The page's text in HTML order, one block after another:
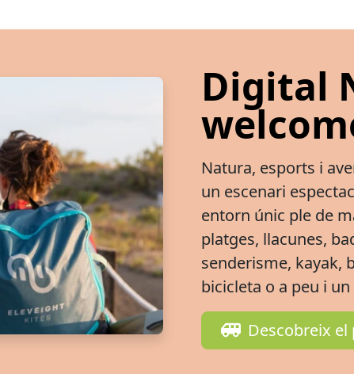
Digital
Natura, esports i
un escenari
entorn únic ple de
platges, llacunes,
senderisme, kayak,
bicicleta o a peu i
Descobreix el